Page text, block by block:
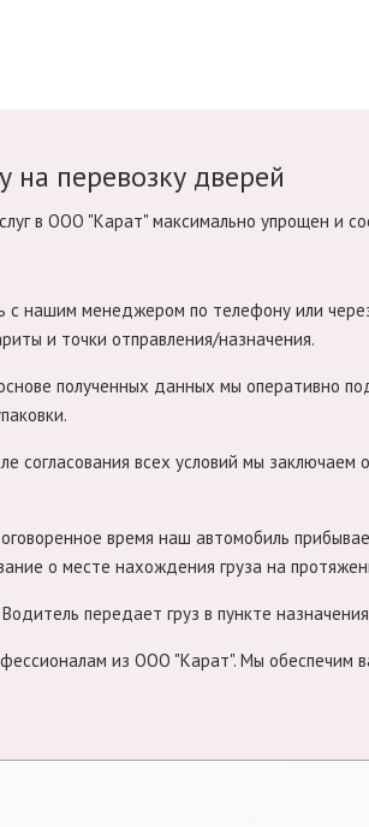
на перевозку дверей
в ООО "Карат" максимально упрощен и
с нашим менеджером по телефону или
и точки отправления/назначения.
полученных данных мы оперативно
согласования всех условий мы
время наш автомобиль
о месте нахождения груза на
Водитель передает груз в пункте
из ООО "Карат". Мы обеспечим